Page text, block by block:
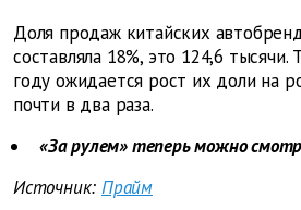
Доля продаж китайских
составляла 18%, это 124,6
году ожидается рост их доли на
почти в два раза.
«За рулем» теперь можно
Источник: Прайм